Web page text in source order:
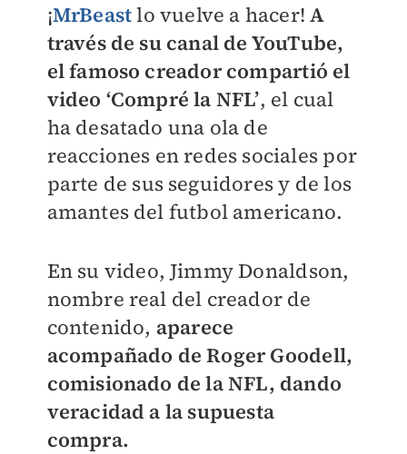
¡MrBeastlo vuelve a hacer!A
través de su canal de YouTube,
el famoso creador compartió el
video ‘Compré la NFL’, el cual
ha desatado una ola de
reacciones en redes sociales por
parte de sus seguidores y de los
amantes del futbol americano.
En su video, Jimmy Donaldson,
nombre real del creador de
contenido, aparece
acompañado de Roger Goodell,
comisionado de la NFL, dando
veracidad a la supuesta
compra.